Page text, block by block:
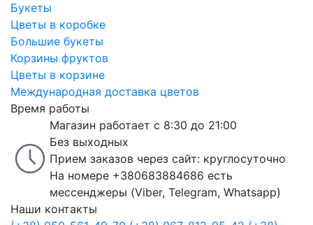
Букеты
Цветы в коробке
Большие букеты
Корзины фруктов
Цветы в корзине
Международная доставка цветов
Время работы
Магазин работает с 8:30 до 21:00
Без выходных
Прием заказов через сайт: круглосуточно
На номере +380683884686 есть
мессенджеры (Viber, Telegram, Whatsapp)
Наши контакты